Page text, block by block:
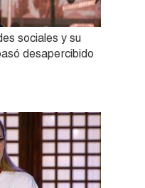
sociales y su
desapercibido